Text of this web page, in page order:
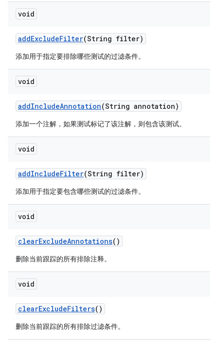
void
addExcludeFilter(String filter)
添加用于指定要排除哪些测试的过滤条件。
void
addIncludeAnnotation(String annotation)
添加一个注解，如果测试标记了该注解，则包含该测试。
void
addIncludeFilter(String filter)
添加用于指定要包含哪些测试的过滤条件。
void
clearExcludeAnnotations()
删除当前跟踪的所有排除注释。
void
clearExcludeFilters()
删除当前跟踪的所有排除过滤条件。